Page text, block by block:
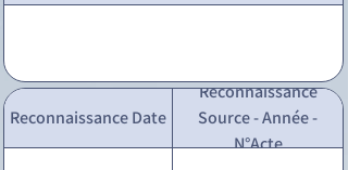
Reconnaissance Date
Reconnaissance
Source - Année -
N°Acte